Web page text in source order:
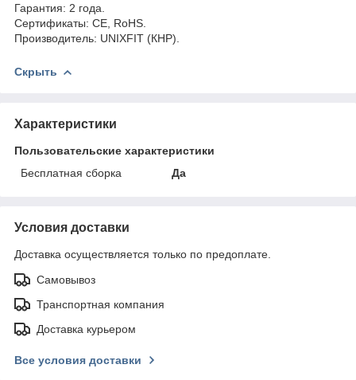
Гарантия: 2 года.
Сертификаты: CE, RoHS.
Производитель: UNIXFIT (КНР).
Скрыть
Характеристики
Пользовательские характеристики
Бесплатная сборка
Да
Условия доставки
Доставка осуществляется только по предоплате.
Самовывоз
Транспортная компания
Доставка курьером
Все условия доставки